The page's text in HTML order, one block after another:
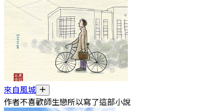
來自風城
作者不喜歡師生戀所以寫了這部小說